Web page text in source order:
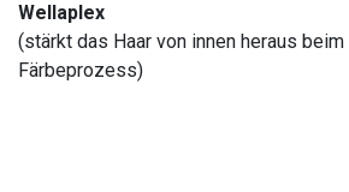
Wellaplex
(stärkt das Haar von innen heraus beim
Färbeprozess)